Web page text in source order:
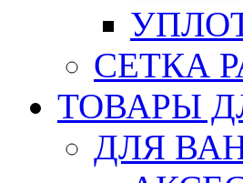
СЕТКА
ТОВАРЫ
ДЛЯ